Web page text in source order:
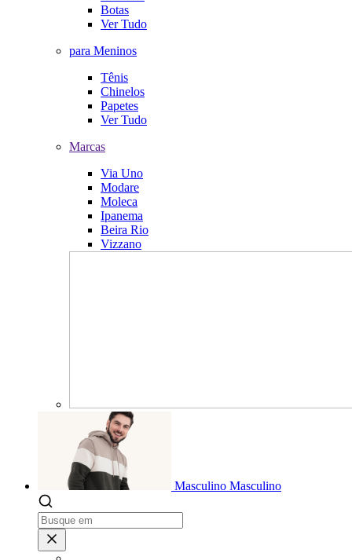
Botas
Ver Tudo
para Meninos
Tênis
Chinelos
Papetes
Ver Tudo
Marcas
Via Uno
Modare
Moleca
Ipanema
Beira Rio
Vizzano
Masculino Masculino